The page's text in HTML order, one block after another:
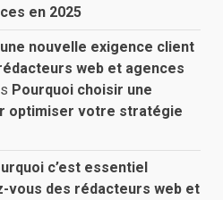
en 2025
nouvelle exigence client
web et agences
Pourquoi choisir une
optimiser votre stratégie
c’est essentiel
vous des rédacteurs web et